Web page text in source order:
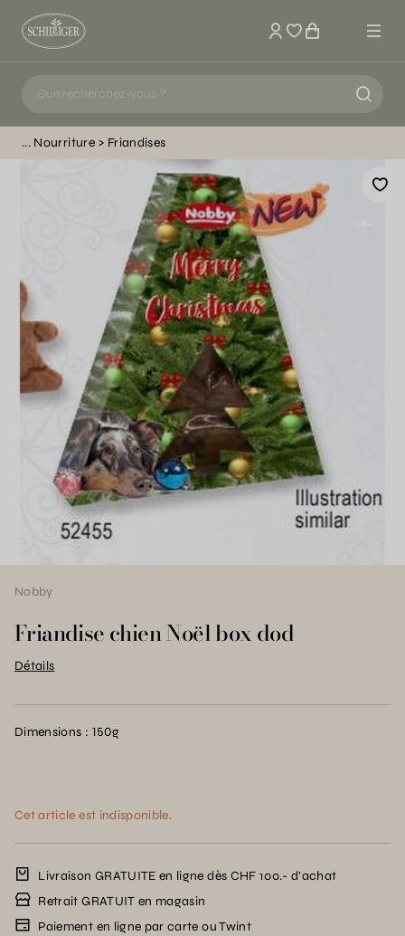
Mon compte
Nourriture Friandises
Nobby
Friandise chien Noël box dod
Détails
Dimensions : 150g
Cet article est indisponible.
Livraison GRATUITE en ligne dès CHF 100.- d’achat
Retrait GRATUIT en magasin
Paiement en ligne par carte ou Twint